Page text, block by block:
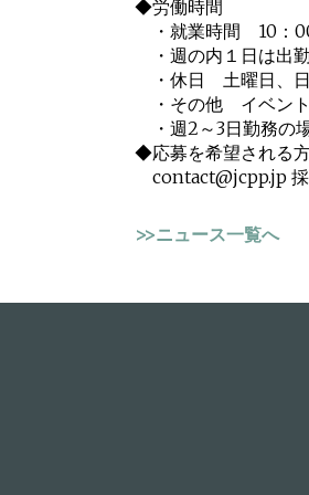
◆労働時間
・就業時間 10：
・週の内１日は出勤
・休日 土曜日、日
・その他 イベント
・週2～3日勤務の
◆応募を希望される
contact@jcpp.jp
>>ニュース一覧へ